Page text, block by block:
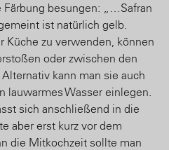
besungen: „…Safran
ist natürlich gelb.
Küche zu verwenden, können
oder zwischen den
kann man sie auch
lauwarmes Wasser einlegen.
sich anschließend in die
aber erst kurz vor dem
die Mitkochzeit sollte man